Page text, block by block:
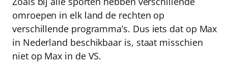
omroepen in elk land de rechten op
verschillende programma’s. Dus iets dat op Max
in Nederland beschikbaar is, staat misschien
niet op Max in de VS.